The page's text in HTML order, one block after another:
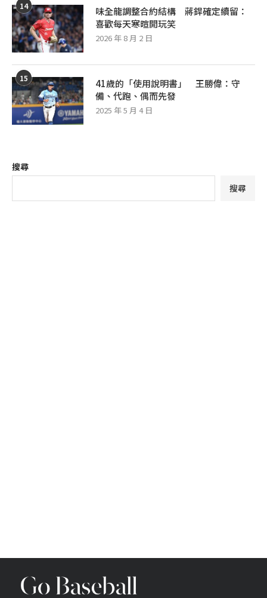
14
味全龍調整合約結構 蔣銲確定續留：
喜歡每天寒暄開玩笑
2026 年 8 月 2 日
15
41歲的「使用說明書」 王勝偉：守
備、代跑、偶而先發
2025 年 5 月 4 日
搜尋
搜尋